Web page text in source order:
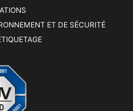
ET DE SÉCURITÉ